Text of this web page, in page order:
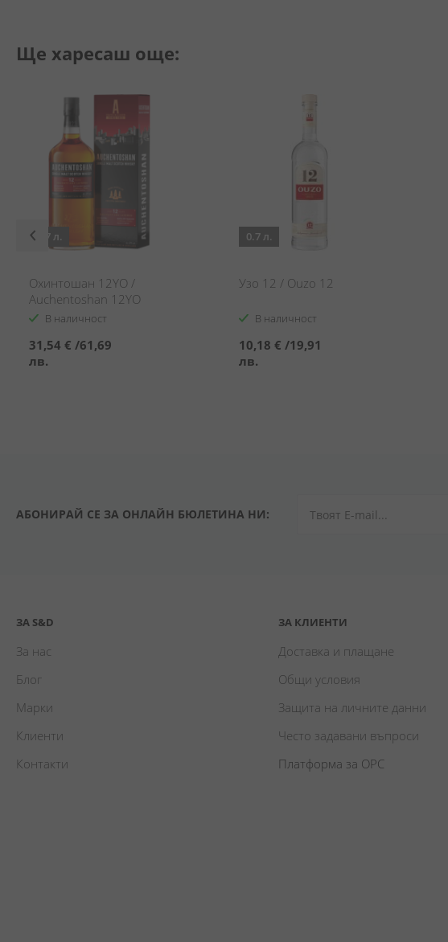
Ще харесаш още:
0.7 л.
Охинтошан 12YO /
Auchentoshan 12YO
В наличност
31,54 € /61,69
лв.
0.7 л.
Узо 12 / Ouzo 12
В наличност
10,18 € /19,91
лв.
АБОНИРАЙ СЕ ЗА ОНЛАЙН БЮЛЕТИНА НИ:
ЗА S&D
За нас
Блог
Марки
Клиенти
Контакти
ЗА КЛИЕНТИ
Доставка и плащане
Общи условия
Защита на личните данни
Често задавани въпроси
Платформа за ОРС